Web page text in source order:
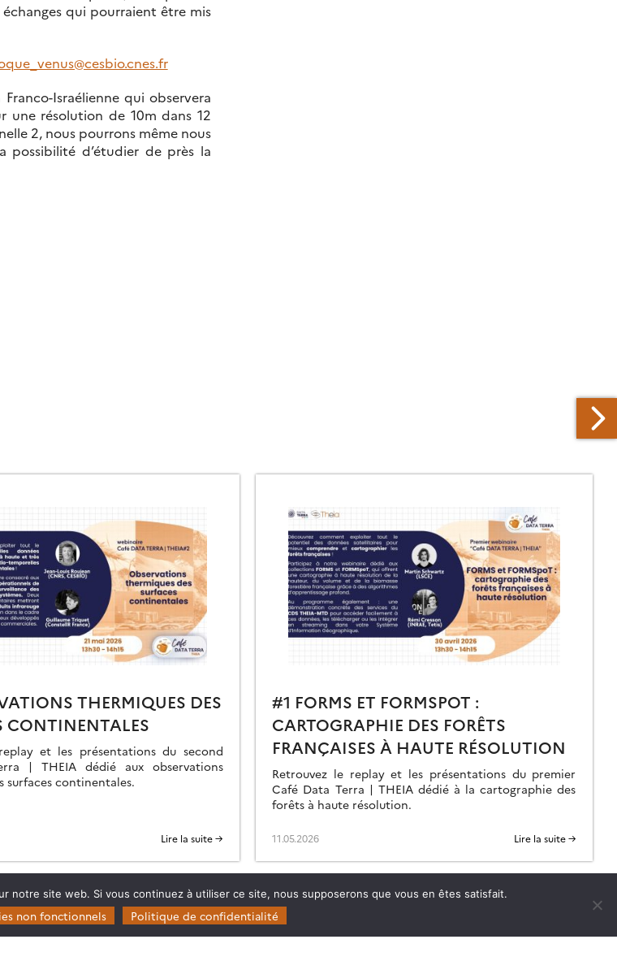
qui pourraient être mis
Israélienne qui observera
une résolution de 10m dans 12
2, nous pourrons même nous
possibilité d’étudier de près la
THERMIQUES DES
CONTINENTALES
et les présentations du second
| THEIA dédié aux observations
surfaces continentales.
Lire la suite →
#1 FORMS ET FORMSPOT :
CARTOGRAPHIE DES FORÊTS
FRANÇAISES À HAUTE RÉSOLUTION
Retrouvez le replay et les présentations du premier
Café Data Terra | THEIA dédié à la cartographie des
forêts à haute résolution.
11.05.2026 Lire la suite →
notre site web. Si vous continuez à utiliser ce site, nous supposerons que vous en êtes satisfait.
non fonctionnels Politique de confidentialité